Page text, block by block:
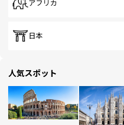
アフリカ
日本
人気スポット